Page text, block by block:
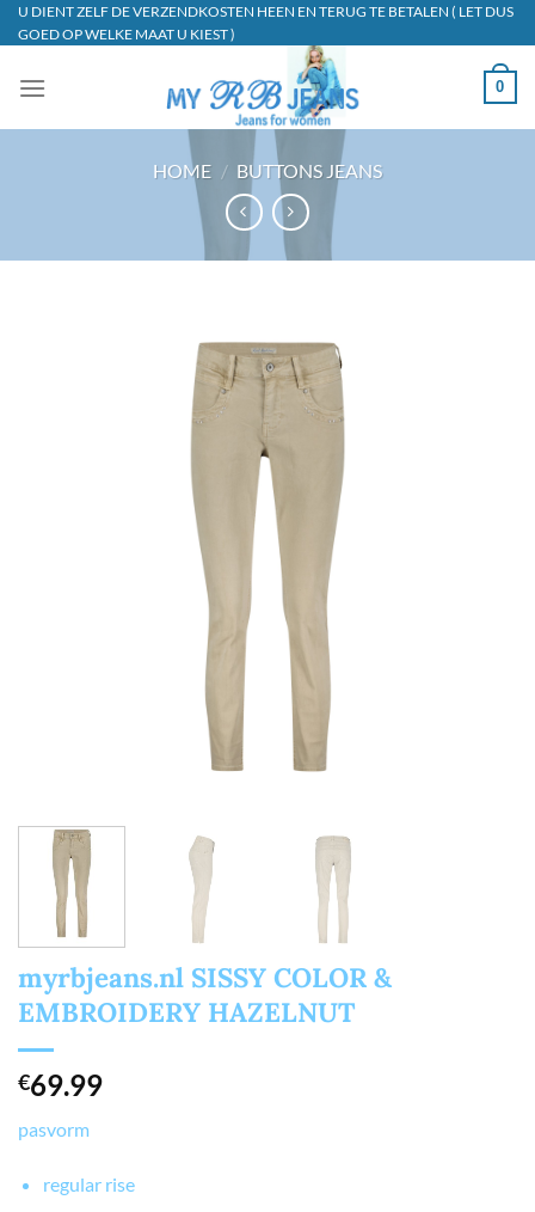
Ga
naar
U DIENT ZELF DE VERZENDKOSTEN HEEN EN TERUG TE BETALEN ( LET DUS
GOED OP WELKE MAAT U KIEST )
0
HOME / BUTTONS JEANS
myrbjeans.nl SISSY COLOR &
EMBROIDERY HAZELNUT
€69.99
pasvorm
regular rise